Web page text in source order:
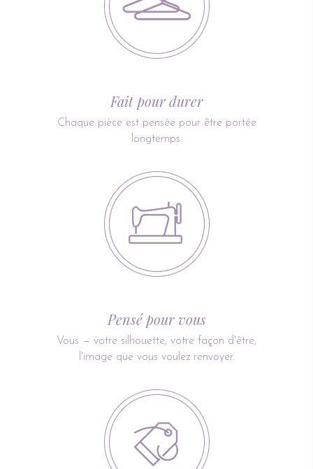
Fait pour durer
Chaque pièce est pensée pour être portée
longtemps.
Pensé pour vous
Vous — votre silhouette, votre façon d'être,
l'image que vous voulez renvoyer.